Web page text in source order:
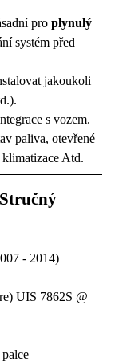
pro plynulý
systém před
jakoukoli
s vozem.
paliva, otevřené
Atd.
- 2014)
UIS 7862S @